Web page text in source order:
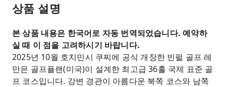
상품 설명
본 상품 내용은 한국어로 자동 번역되었습니다. 예약하
실 때 이 점을 고려하시기 바랍니다.
2025년 10월 호치민시 쿠찌에 공식 개장한 빈펄 골프 레
만은 골프플랜(미국)이 설계한 최고급 36홀 국제 표준 골
프 코스입니다. 강변 경관이 아름다운 북쪽 코스와 남쪽